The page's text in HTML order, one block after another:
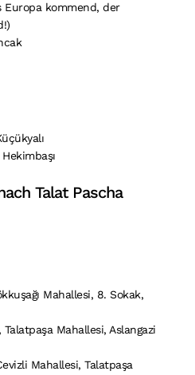
Europa kommend, der
Talat Pascha
Mahallesi, 8. Sokak,
Mahallesi, Aslangazi
Mahallesi, Talatpaşa